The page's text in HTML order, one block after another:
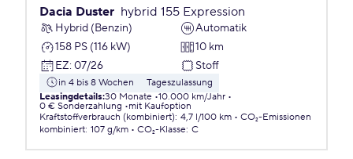
Dacia Duster hybrid 155 Expression
Hybrid (Benzin)
Automatik
158 PS (116 kW)
10 km
EZ: 07/26 Stoff
in 4 bis 8 Wochen
Tageszulassung
Leasingdetails:30 Monate 10.000 km/Jahr
0 € Sonderzahlung
mit Kaufoption
Kraftstoffverbrauch (kombiniert): 4,7 l/100 km
CO₂-Emissionen
kombiniert: 107 g/km CO₂-Klasse: C